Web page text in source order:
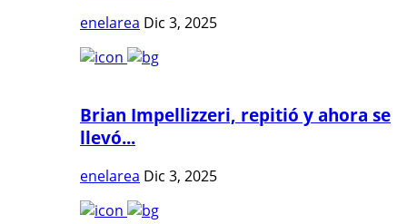
enelarea Dic 3, 2025
Brian Impellizzeri, repitió y ahora se
llevó...
enelarea Dic 3, 2025